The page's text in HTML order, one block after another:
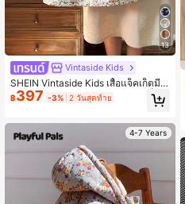
13
Vintaside Kids
SHEIN Vintaside Kids เสื้อแจ็คเก็ตมีซิ
ป บุผ้าสำลี พิมพ์ลายน่ารัก สำหรับเด็กผู้
หญิง ฤดูใบไม้ร่วง/ฤดูหนาว
฿397 -3% 2 วันสุดท้าย
4-7 Years